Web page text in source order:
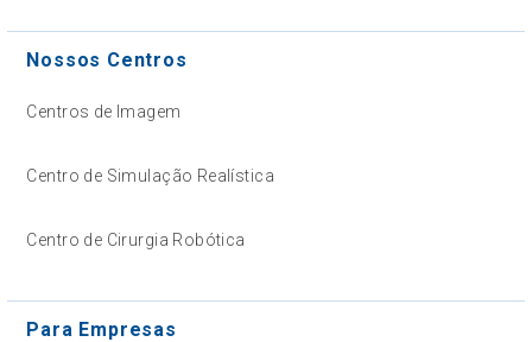
Nossos Centros
Centros de Imagem
Centro de Simulação Realística
Centro de Cirurgia Robótica
Para Empresas